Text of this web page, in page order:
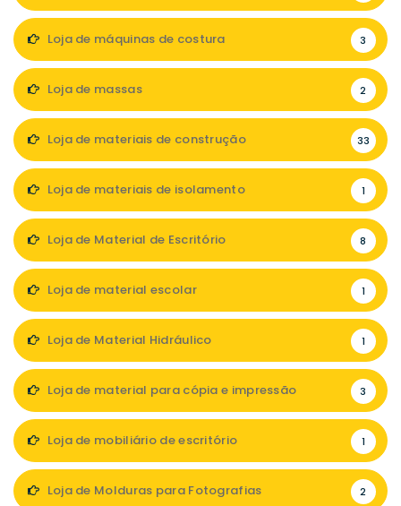
Loja de máquinas de costura 3
Loja de massas 2
Loja de materiais de construção 33
Loja de materiais de isolamento 1
Loja de Material de Escritório 8
Loja de material escolar 1
Loja de Material Hidráulico 1
Loja de material para cópia e impressão 3
Loja de mobiliário de escritório 1
Loja de Molduras para Fotografias 2